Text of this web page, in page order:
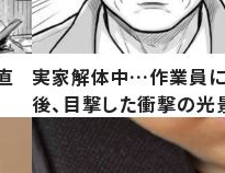
実家解体中…作業員に
後、目撃した衝撃の光